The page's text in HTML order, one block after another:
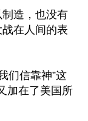
造，也没有
在人间的表
们信靠神”这
加在了美国所